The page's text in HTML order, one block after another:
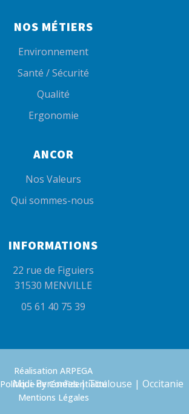
NOS MÉTIERS
Environnement
Santé / Sécurité
Qualité
Ergonomie
ANCOR
Nos Valeurs
Qui sommes-nous
INFORMATIONS
22 rue de Figuiers
31530 MENVILLE
05 61 40 75 39
Réalisation ARPEGA
Politique de Confidentialité
Mentions Légales
Midi-Pyrénées | Toulouse | Occitanie